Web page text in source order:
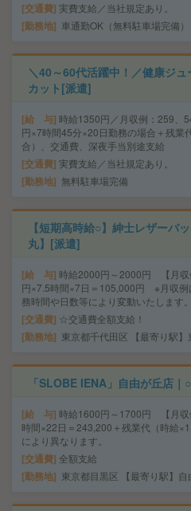
交通費 実費支給／当社規定あり。
勤務地 車通勤OK（無料駐車場完備）
＼40～60代活躍中！／健康ジ
カット[派遣]
給 与 時給1350円／月収例：259、
円×7時間45分×20日勤務の場合＋残業
合）、交通費、深夜手当別途支給
交通費 実費支給／当社規定あり。
勤務地 無料駐車場完備
【短期高時給○】紳士レザーバ
丸】[派遣]
給 与 時給2000円～2000円 【月収
円×7.5時間×7日＝105,000円 ※月収例
務時間や日数等により変動いたします。
交通費 ☆交通費全額支給！
勤務地 東京都千代田区 【最寄り駅】
「SLOBE IENA」自由が丘店
給 与 時給1600円～1700円 【月収
時間×22日＝243,200＋残業代（時給
により異なります。
交通費 全額支給
勤務地 東京都目黒区 【最寄り駅】自